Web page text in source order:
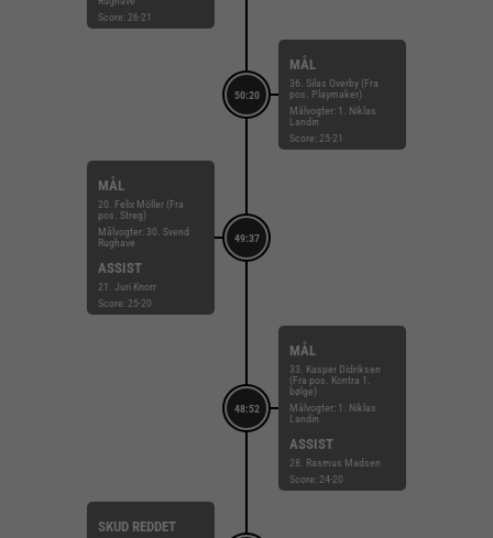
Score: 26-21
50:20
MÅL
36. Silas Overby (Fra
pos. Playmaker)
Målvogter: 1. Niklas
Landin
Score: 25-21
49:37
MÅL
20. Felix Möller (Fra
pos. Streg)
Målvogter: 30. Svend
Rughave
ASSIST
21. Juri Knorr
Score: 25-20
48:52
MÅL
33. Kasper Didriksen
(Fra pos. Kontra 1.
bølge)
Målvogter: 1. Niklas
Landin
ASSIST
28. Rasmus Madsen
Score: 24-20
SKUD REDDET